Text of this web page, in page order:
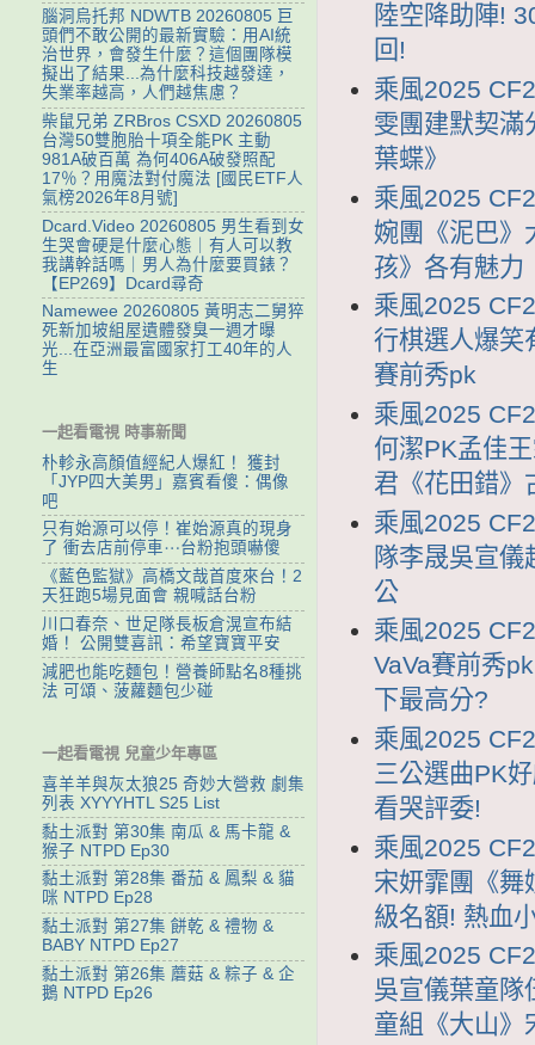
陸空降助陣!
回!
乘風2025
雯團建默契滿
葉蝶》
乘風2025
婉團《泥巴》
孩》各有魅力
乘風2025
行棋選人爆笑
賽前秀pk
乘風2025
何潔PK孟佳
君《花田錯》
乘風2025
隊李晟吳宣
公
乘風2025
VaVa賽前秀
下最高分?
乘風2025
三公選曲PK
看哭評委!
乘風2025
宋妍霏團《舞
級名額! 熱血
乘風2025
吳宣儀葉童隊
童組《大山》
腦洞烏托邦 NDWTB 20260805 巨
頭們不敢公開的最新實驗：用AI統
治世界，會發生什麼？這個團隊模
擬出了結果...為什麼科技越發達，
失業率越高，人們越焦慮？
柴鼠兄弟 ZRBros CSXD 20260805
台灣50雙胞胎十項全能PK 主動
981A破百萬 為何406A破發照配
17％？用魔法對付魔法 [國民ETF人
氣榜2026年8月號]
Dcard.Video 20260805 男生看到女
生哭會硬是什麼心態｜有人可以教
我講幹話嗎｜男人為什麼要買錶？
【EP269】Dcard尋奇
Namewee 20260805 黃明志二舅猝
死新加坡組屋遺體發臭一週才曝
光...在亞洲最富國家打工40年的人
生
一起看電視 時事新聞
朴軫永高顏值經紀人爆紅！ 獲封
「JYP四大美男」嘉賓看傻：偶像
吧
只有始源可以停！崔始源真的現身
了 衝去店前停車⋯台粉抱頭嚇傻
《藍色監獄》高橋文哉首度來台！2
天狂跑5場見面會 親喊話台粉
川口春奈、世足隊長板倉滉宣布結
婚！ 公開雙喜訊：希望寶寶平安
減肥也能吃麵包！營養師點名8種挑
法 可頌、菠蘿麵包少碰
一起看電視 兒童少年專區
喜羊羊與灰太狼25 奇妙大營救 劇集
列表 XYYYHTL S25 List
黏土派對 第30集 南瓜 & 馬卡龍 &
猴子 NTPD Ep30
黏土派對 第28集 番茄 & 鳳梨 & 貓
咪 NTPD Ep28
黏土派對 第27集 餅乾 & 禮物 &
BABY NTPD Ep27
黏土派對 第26集 蘑菇 & 粽子 & 企
鵝 NTPD Ep26